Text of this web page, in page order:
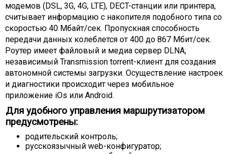
модемов (DSL, 3G, 4G, LTE), DECT-станции или принтера,
считывает информацию с накопителя подобного типа со
скоростью 40 Мбайт/сек. Пропускная способность
передачи данных колеблется от 400 до 867 Мбит/сек.
Роутер имеет файловый и медиа сервер DLNA,
независимый Transmission torrent-клиент для создания
автономной системы загрузки. Осуществление настроек
и диагностики происходит через мобильное
приложение iOs или Android.
Для удобного управления маршрутизатором
предусмотрены:
родительский контроль;
русскоязычный web-конфигуратор;